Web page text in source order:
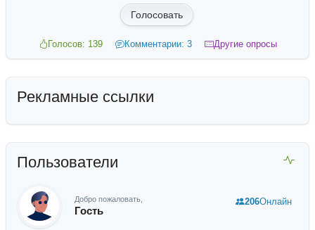
Голосовать
Голосов: 139 Комментарии: 3 Другие опросы
Рекламные ссылки
Пользователи
Добро пожаловать,
Гость
206Онлайн